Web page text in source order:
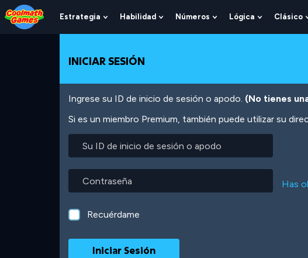
Skip
to
Top
Skip
to
Navigation
Skip
to
Main
Skip
to
Footer
Pasar
al
contenido
Estrategia
Show
Submenu
Estrategia
Habilidad
Show
Submenu
Números
Show
Submenu
Lógica
Show
Submenu
Clásico
INICIAR SESIÓN
Ingrese su ID de inicio de sesión o apodo. (No tienes
Si es un miembro Premium, también puede utilizar su
inicio
sesión
o
apodo
Has
Recuérdame